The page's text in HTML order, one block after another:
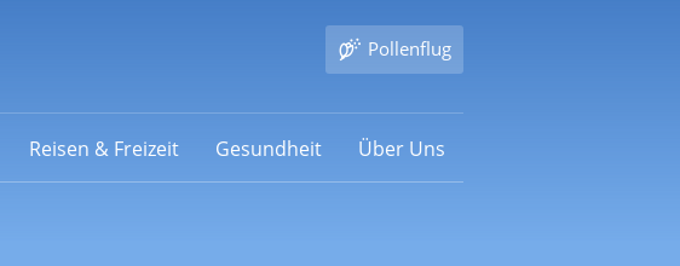
Pollenflug
Reisen & Freizeit Gesundheit Über Uns